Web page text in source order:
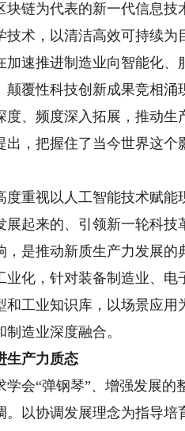
链为代表的新一代信息技
术，以清洁高效可持续为
加速推进制造业向智能化
颠覆性科技创新成果竞相
、频度深入拓展，推动
出，把握住了当今世界这
重视以人工智能技术赋能
展起来的、引领新一轮科
是推动新质生产力发展
化，针对装备制造业、
和工业知识库，以场景应
造业深度融合。
产力质态
“弹钢琴”、增强发展的
以协调发展理念为指导